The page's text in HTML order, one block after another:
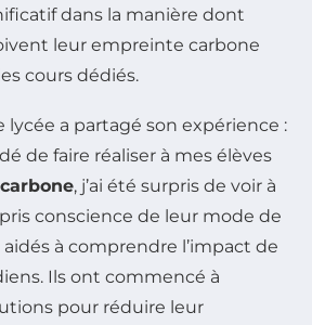
dans la manière dont
leur empreinte carbone
cours dédiés.
a partagé son expérience :
de faire réaliser à mes élèves
, j’ai été surpris de voir à
conscience de leur mode de
aidés à comprendre l’impact de
Ils ont commencé à
pour réduire leur